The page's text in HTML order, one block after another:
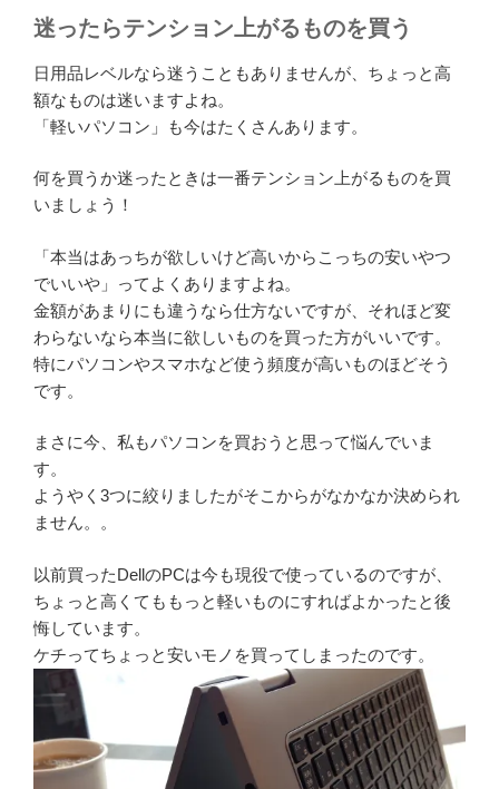
迷ったらテンション上がるものを買う
日用品レベルなら迷うこともありませんが、ちょっと高
額なものは迷いますよね。
「軽いパソコン」も今はたくさんあります。
何を買うか迷ったときは一番テンション上がるものを買
いましょう！
「本当はあっちが欲しいけど高いからこっちの安いやつ
でいいや」ってよくありますよね。
金額があまりにも違うなら仕方ないですが、それほど変
わらないなら本当に欲しいものを買った方がいいです。
特にパソコンやスマホなど使う頻度が高いものほどそう
です。
まさに今、私もパソコンを買おうと思って悩んでいま
す。
ようやく3つに絞りましたがそこからがなかなか決められ
ません。。
以前買ったDellのPCは今も現役で使っているのですが、
ちょっと高くてももっと軽いものにすればよかったと後
悔しています。
ケチってちょっと安いモノを買ってしまったのです。